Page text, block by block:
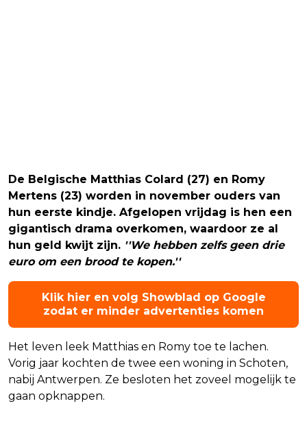
De Belgische Matthias Colard (27) en Romy
Mertens (23) worden in november ouders van
hun eerste kindje. Afgelopen vrijdag is hen een
gigantisch drama overkomen, waardoor ze al
hun geld kwijt zijn. ''We hebben zelfs geen drie
euro om een brood te kopen.''
Klik hier en volg Showblad op Google
zodat er minder advertenties komen
Het leven leek Matthias en Romy toe te lachen.
Vorig jaar kochten de twee een woning in Schoten,
nabij Antwerpen. Ze besloten het zoveel mogelijk te
gaan opknappen.